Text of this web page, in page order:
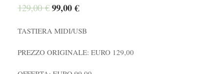
129,00€ 99,00€
TASTIERA MIDI/USB
PREZZO ORIGINALE: EURO 129,00